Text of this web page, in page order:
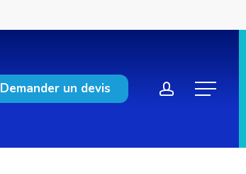
Demander un devis account
Menu